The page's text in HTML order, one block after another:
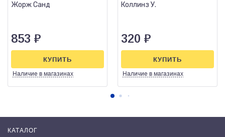
Жорж Санд
853 ₽
Наличие в магазинах
КУПИТЬ
Коллинз У.
320 ₽
Наличие в магазинах
КУПИТЬ
КАТАЛОГ